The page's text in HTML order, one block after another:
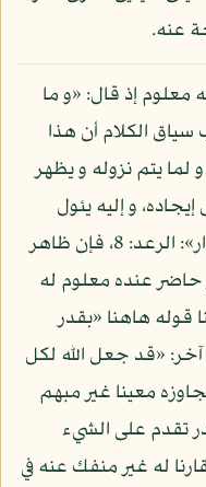
عنه.
إذ قال: «و ما
سياق الكلام أن هذا
لما يتم نزوله و يظهر
و إليه يئول
معنى قوله: «و كل شيء عنده بمقدار»: الرعد: 8، فإن ظاهر
حاضر عنده معلوم له
قوله هاهنا «بقدر
«قد جعل الله لكل
قدرا لا يتجاوزه معينا غير مبهم
تقدم على الشيء
له غير منفك عنه في